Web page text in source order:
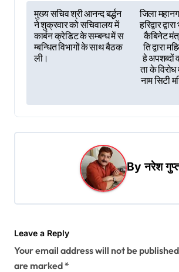
P
o
s
a
t
o
n
मुख्य सचिव श्री आनन्द बर्द्धन
ने शुक्रवार को सचिवालय में
कार्बन क्रेडिट के सम्बन्ध में स
म्बन्धित विभागों के साथ बैठक
ली।
जिला
हरिद्वार
कैबिनेट
ति द्वारा
हे अपशब्दों
ता के
नाम सिटी
Byनरेश
Leave a Reply
Your email address will not be
are marked*